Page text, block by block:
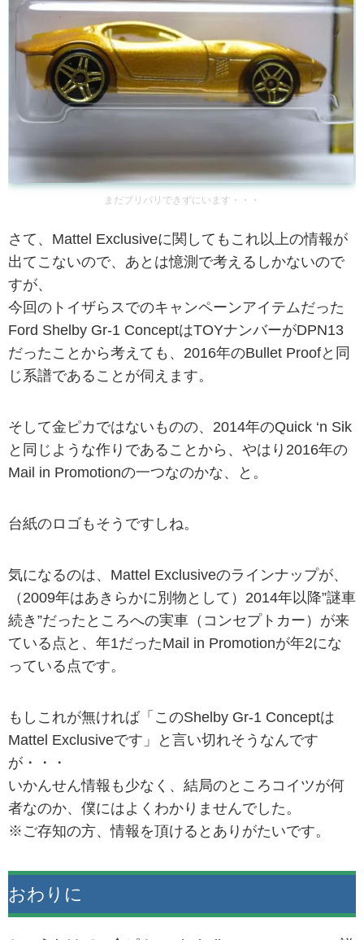
まだブリバリできずにいます・・・
さて、Mattel Exclusiveに関してもこれ以上の情報が
出てこないので、あとは憶測で考えるしかないので
すが、
今回のトイザらスでのキャンペーンアイテムだった
Ford Shelby Gr-1 ConceptはTOYナンバーがDPN13
だったことから考えても、2016年のBullet Proofと同
じ系譜であることが伺えます。
そして金ピカではないものの、2014年のQuick ‘n Sik
と同じような作りであることから、やはり2016年の
Mail in Promotionの一つなのかな、と。
台紙のロゴもそうですしね。
気になるのは、Mattel Exclusiveのラインナップが、
（2009年はあきらかに別物として）2014年以降”謎車
続き”だったところへの実車（コンセプトカー）が来
ている点と、年1だったMail in Promotionが年2にな
っている点です。
もしこれが無ければ「このShelby Gr-1 Conceptは
Mattel Exclusiveです」と言い切れそうなんです
が・・・
いかんせん情報も少なく、結局のところコイツが何
者なのか、僕にはよくわかりませんでした。
※ご存知の方、情報を頂けるとありがたいです。
おわりに